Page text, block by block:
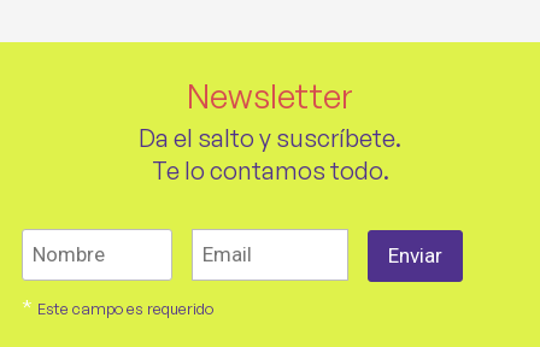
Newsletter
Da el salto y suscríbete.
Te lo contamos todo.
* Este campo es requerido